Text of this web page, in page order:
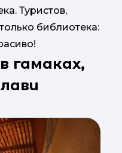
Туристов,
библиотека:
гамаках,